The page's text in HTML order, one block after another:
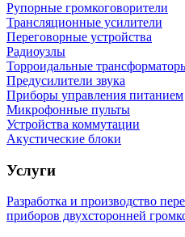
Рупорные громкоговорители
Трансляционные усилители
Переговорные устройства
Радиоузлы
Торроидальные
Предусилители звука
Приборы управления питанием
Микрофонные пульты
Устройства коммутации
Акустические блоки
Услуги
Разработка и производство
приборов двухсторонней